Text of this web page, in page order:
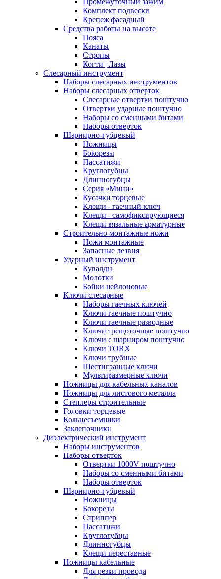
Промежуточный зажим
Комплект подвески
Крепеж фасадный
Средства работы на высоте
Пояса
Канаты
Стропы
Когти | Лазы
Слесарный инструмент
Наборы слесарных инструментов
Наборы слесарных отверток
Слесарные отвертки поштучно
Отвертки ударные поштучно
Наборы со сменными битами
Наборы отверток
Шарнирно-губцевый
Ножницы
Бокорезы
Пассатижи
Круглогубцы
Длинногубцы
Серия «Мини»
Кусачки торцевые
Клещи - гаечный ключ
Клещи - самофиксирующиеся
Клещи вязальные арматурные
Строительно-монтажные ножи
Ножи монтажные
Запасные лезвия
Ударный инструмент
Кувалды
Молотки
Бойки нейлоновые
Ключи слесарные
Наборы гаечных ключей
Ключи гаечные поштучно
Ключи гаечные разводные
Ключи трещоточные поштучно
Ключи с шарниром поштучно
Ключи TORX
Ключи трубные
Шестигранные ключи
Мультиразмерные ключи
Ножницы для кабельных каналов
Ножницы для листового металла
Степлеры строительные
Головки торцевые
Кольцесъемники
Заклепочники
Диэлектрический инструмент
Наборы инструментов
Наборы отверток
Отвертки 1000V поштучно
Наборы со сменными битами
Наборы отверток
Шарнирно-губцевый
Ножницы
Бокорезы
Стриппер
Пассатижи
Круглогубцы
Длинногубцы
Клещи переставные
Ножницы кабельные
Для резки провода